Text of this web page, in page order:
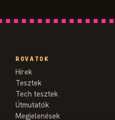
ROVATOK
Hírek
Tesztek
Tech tesztek
Útmutatók
Megjelenések